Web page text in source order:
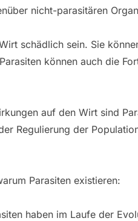
nicht-parasitären
schädlich sein. Sie
können auch die
auf den Wirt sind
Regulierung der
Parasiten existieren:
haben im Laufe der